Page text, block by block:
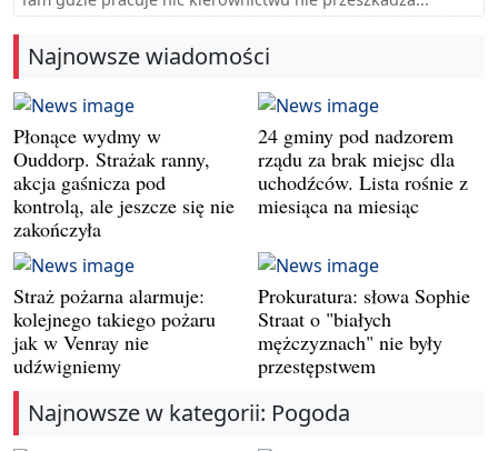
Najnowsze wiadomości
Płonące wydmy w
Ouddorp. Strażak ranny,
akcja gaśnicza pod
kontrolą, ale jeszcze się nie
zakończyła
24 gminy pod nadzorem
rządu za brak miejsc dla
uchodźców. Lista rośnie z
miesiąca na miesiąc
Straż pożarna alarmuje:
kolejnego takiego pożaru
jak w Venray nie
udźwigniemy
Prokuratura: słowa Sophie
Straat o "białych
mężczyznach" nie były
przestępstwem
Najnowsze w kategorii: Pogoda